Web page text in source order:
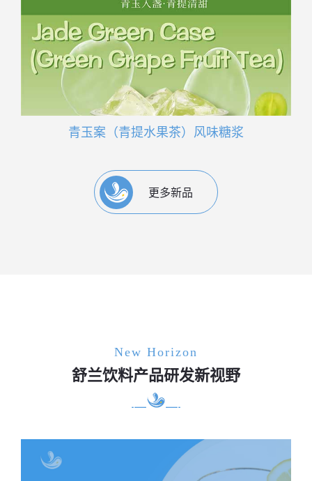
青玉案（青提水果茶）风味糖浆
更多新品
New Horizon
舒兰饮料产品研发新视野